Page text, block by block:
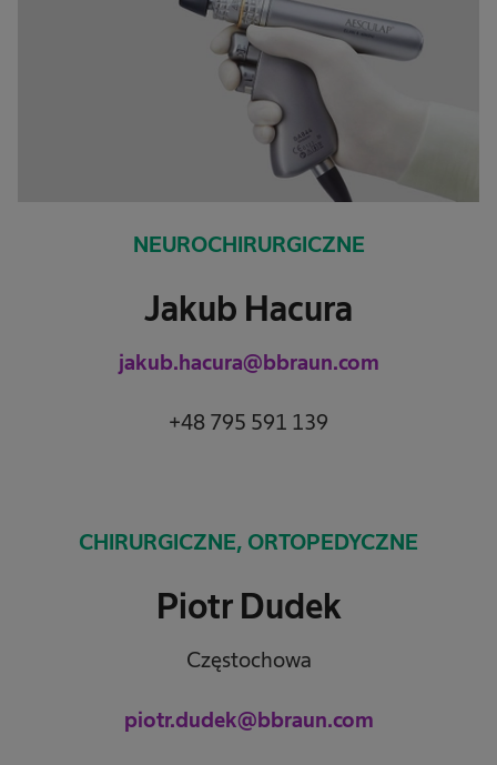
NEUROCHIRURGICZNE
Jakub Hacura
jakub.hacura@bbraun.com
+48 795 591 139
CHIRURGICZNE, ORTOPEDYCZNE
Piotr Dudek
Częstochowa
piotr.dudek@bbraun.com